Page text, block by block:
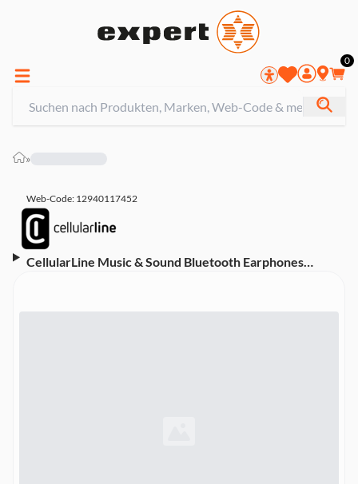
0
»
Web-Code: 12940117452
CellularLine Music & Sound Bluetooth Earphones